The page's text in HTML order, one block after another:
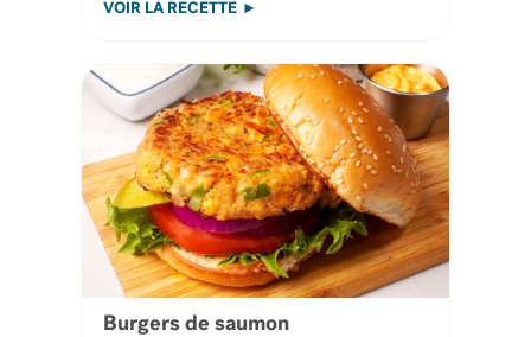
VOIR LA RECETTE
Burgers de saumon